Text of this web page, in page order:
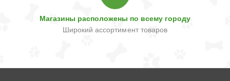
Магазины расположены по всему городу
Широкий ассортимент товаров